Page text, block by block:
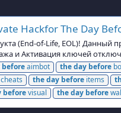
Hackfor The Day
(End-of-Life, EOL)!
и Активация ключей
beforeaimbot theday before
theday before items
beforevisual theday before